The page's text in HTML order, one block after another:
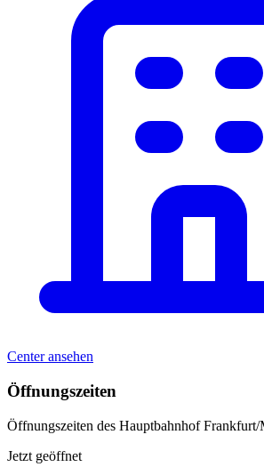
Center ansehen
Öffnungszeiten
Öffnungszeiten des Hauptbahnhof Frankfurt/
Jetzt geöffnet